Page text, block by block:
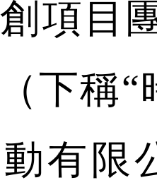
項目
下稱
有限